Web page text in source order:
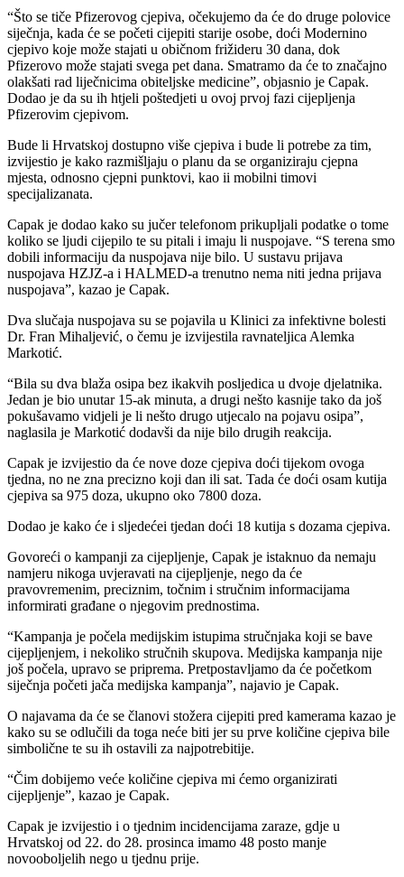
“Što se tiče Pfizerovog cjepiva, očekujemo da će do druge polovice
siječnja, kada će se početi cijepiti starije osobe, doći Modernino
cjepivo koje može stajati u običnom frižideru 30 dana, dok
Pfizerovo može stajati svega pet dana. Smatramo da će to značajno
olakšati rad liječnicima obiteljske medicine”, objasnio je Capak.
Dodao je da su ih htjeli poštedjeti u ovoj prvoj fazi cijepljenja
Pfizerovim cjepivom.
Bude li Hrvatskoj dostupno više cjepiva i bude li potrebe za tim,
izvijestio je kako razmišljaju o planu da se organiziraju cjepna
mjesta, odnosno cjepni punktovi, kao ii mobilni timovi
specijalizanata.
Capak je dodao kako su jučer telefonom prikupljali podatke o tome
koliko se ljudi cijepilo te su pitali i imaju li nuspojave. “S terena smo
dobili informaciju da nuspojava nije bilo. U sustavu prijava
nuspojava HZJZ-a i HALMED-a trenutno nema niti jedna prijava
nuspojava”, kazao je Capak.
Dva slučaja nuspojava su se pojavila u Klinici za infektivne bolesti
Dr. Fran Mihaljević, o čemu je izvijestila ravnateljica Alemka
Markotić.
“Bila su dva blaža osipa bez ikakvih posljedica u dvoje djelatnika.
Jedan je bio unutar 15-ak minuta, a drugi nešto kasnije tako da još
pokušavamo vidjeli je li nešto drugo utjecalo na pojavu osipa”,
naglasila je Markotić dodavši da nije bilo drugih reakcija.
Capak je izvijestio da će nove doze cjepiva doći tijekom ovoga
tjedna, no ne zna precizno koji dan ili sat. Tada će doći osam kutija
cjepiva sa 975 doza, ukupno oko 7800 doza.
Dodao je kako će i sljedećei tjedan doći 18 kutija s dozama cjepiva.
Govoreći o kampanji za cijepljenje, Capak je istaknuo da nemaju
namjeru nikoga uvjeravati na cijepljenje, nego da će
pravovremenim, preciznim, točnim i stručnim informacijama
informirati građane o njegovim prednostima.
“Kampanja je počela medijskim istupima stručnjaka koji se bave
cijepljenjem, i nekoliko stručnih skupova. Medijska kampanja nije
još počela, upravo se priprema. Pretpostavljamo da će početkom
siječnja početi jača medijska kampanja”, najavio je Capak.
O najavama da će se članovi stožera cijepiti pred kamerama kazao je
kako su se odlučili da toga neće biti jer su prve količine cjepiva bile
simbolične te su ih ostavili za najpotrebitije.
“Čim dobijemo veće količine cjepiva mi ćemo organizirati
cijepljenje”, kazao je Capak.
Capak je izvijestio i o tjednim incidencijama zaraze, gdje u
Hrvatskoj od 22. do 28. prosinca imamo 48 posto manje
novooboljelih nego u tjednu prije.